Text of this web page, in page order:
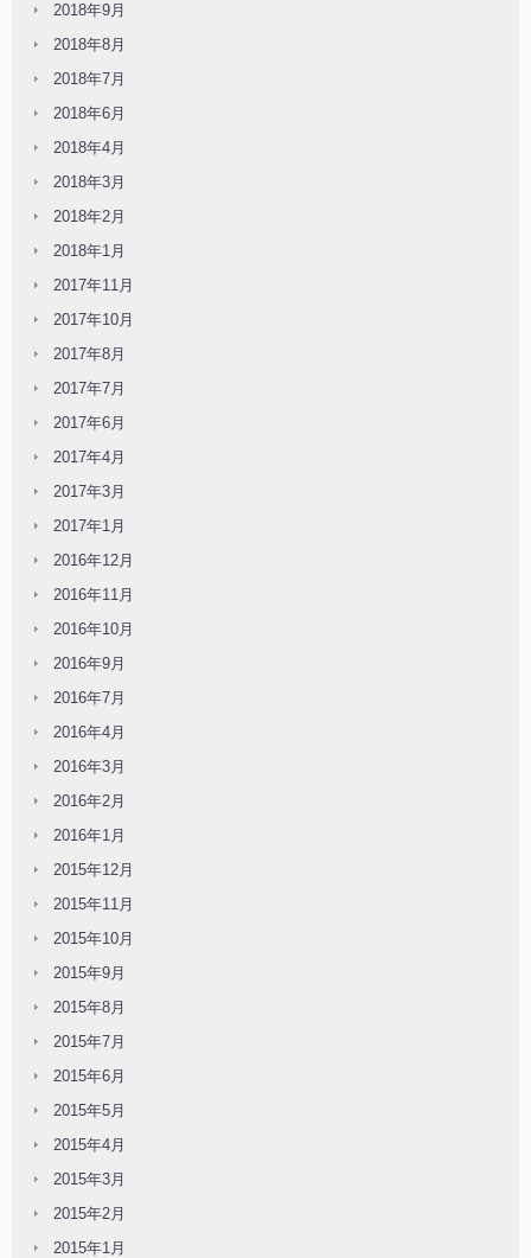
2018年9月
2018年8月
2018年7月
2018年6月
2018年4月
2018年3月
2018年2月
2018年1月
2017年11月
2017年10月
2017年8月
2017年7月
2017年6月
2017年4月
2017年3月
2017年1月
2016年12月
2016年11月
2016年10月
2016年9月
2016年7月
2016年4月
2016年3月
2016年2月
2016年1月
2015年12月
2015年11月
2015年10月
2015年9月
2015年8月
2015年7月
2015年6月
2015年5月
2015年4月
2015年3月
2015年2月
2015年1月